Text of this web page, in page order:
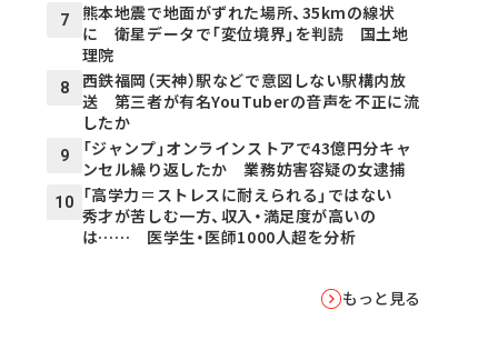
7
熊本地震で地面がずれた場所、35kmの線状
に 衛星データで「変位境界」を判読 国土地
理院
8
西鉄福岡（天神）駅などで意図しない駅構内放
送 第三者が有名YouTuberの音声を不正に流
したか
9
「ジャンプ」オンラインストアで43億円分キャ
ンセル繰り返したか 業務妨害容疑の女逮捕
10
「高学力＝ストレスに耐えられる」ではない
秀才が苦しむ一方、収入・満足度が高いの
は…… 医学生・医師1000人超を分析
もっと見る